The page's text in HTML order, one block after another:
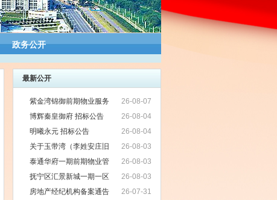
政务公开
最新公开
26-08-07
紫金湾锦御前期物业服务
项目招标公告
26-08-04
博辉秦皇御府 招标公告
26-08-04
明曦永元 招标公告
26-08-03
关于玉带湾（李姓安庄旧
村改造）七期项目无拖欠农民工工资
情况公示
26-08-03
泰通华府一期前期物业管
理项目招标公告
26-08-03
抚宁区汇景新城一期一区
物业服务项目招标公告
26-07-31
房地产经纪机构备案通告